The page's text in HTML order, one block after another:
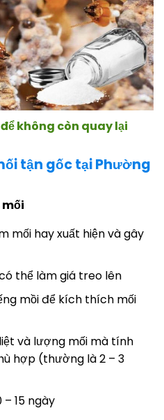
không còn quay lại
tận gốc tại Phường
mối
mối hay xuất hiện và gây
thể làm giá treo lên
mồi để kích thích mối
và lượng mối mà tính
hợp (thường là 2 – 3
15 ngày